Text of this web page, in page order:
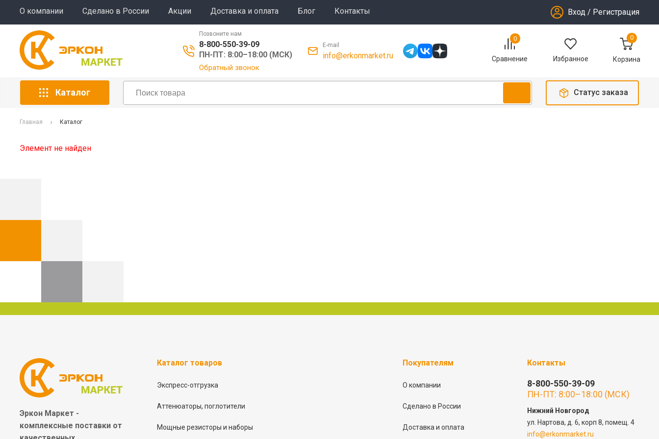
О компании Сделано в России Акции Доставка и оплата Блог Контакты Вход / Регистрация
Позвоните нам
8-800-550-39-09
ПН-ПТ: 8:00–18:00 (МСК)
Обратный звонок
E-mail
info@erkonmarket.ru
0
Сравнение Избранное
0
Корзина
Каталог Статус заказа
Главная Каталог
Элемент не найден
Эркон Маркет -
комплексные поставки от
Каталог товаров
Экспресс-отгрузка
Аттенюаторы, поглотители
Мощные резисторы и наборы
Покупателям
О компании
Сделано в России
Доставка и оплата
Контакты
8-800-550-39-09
ПН-ПТ: 8:00–18:00 (МСК)
Нижний Новгород
ул. Нартова, д. 6, корп 8, помещ. 4
info@erkonmarket.ru